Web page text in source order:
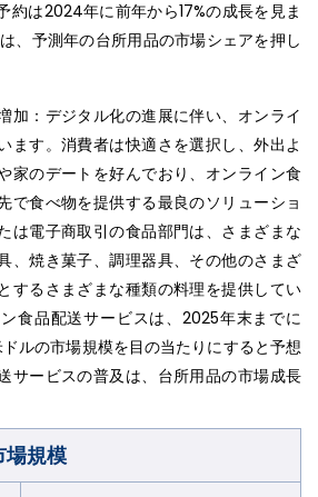
約は2024年に前年から17%の成長を見ま
、予測年の台所用品の市場シェアを押し
加：デジタル化の進展に伴い、オンライ
ます。消費者は快適さを選択し、外出よ
家のデートを好んでおり、オンライン食
で食べ物を提供する最良のソリューショ
は電子商取引の食品部門は、さまざまな
、焼き菓子、調理器具、その他のさまざ
するさまざまな種類の料理を提供してい
食品配送サービスは、2025年末までに
ドルの市場規模を目の当たりにすると予想
サービスの普及は、台所用品の市場成長
場規模